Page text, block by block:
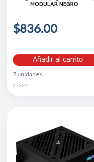
MODULAR NEGRO
$836.00
Añadir al carrito
7 unidades
27324